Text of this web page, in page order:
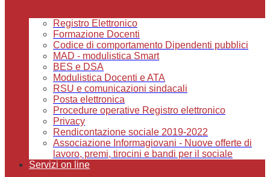
Registro Elettronico
Formazione Docenti
Codice di comportamento Dipendenti pubblici
MAD - modulistica Smart
BES e DSA
Modulistica Docenti e ATA
RSU e comunicazioni sindacali
Posta elettronica
Procedure operative Registro elettronico
Privacy
Rendicontazione sociale 2019-2022
Associazione Informagiovani - Nuove offerte di
lavoro, premi, tirocini e bandi per il sociale
Servizi on line